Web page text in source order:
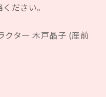
ださい。
クター 木戸晶子 (産前